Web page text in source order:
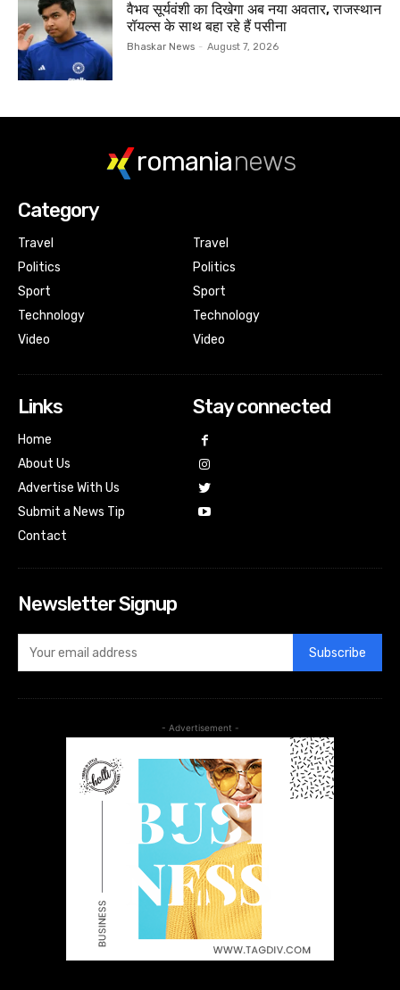
वैभव सूर्यवंशी का दिखेगा अब नया अवतार, राजस्थान
रॉयल्स के साथ बहा रहे हैं पसीना
Bhaskar News - August 7, 2026
romanianews
Category
Travel
Politics
Sport
Technology
Video
Travel
Politics
Sport
Technology
Video
Links
Home
About Us
Advertise With Us
Submit a News Tip
Contact
Stay connected
Newsletter Signup
Subscribe
- Advertisement -